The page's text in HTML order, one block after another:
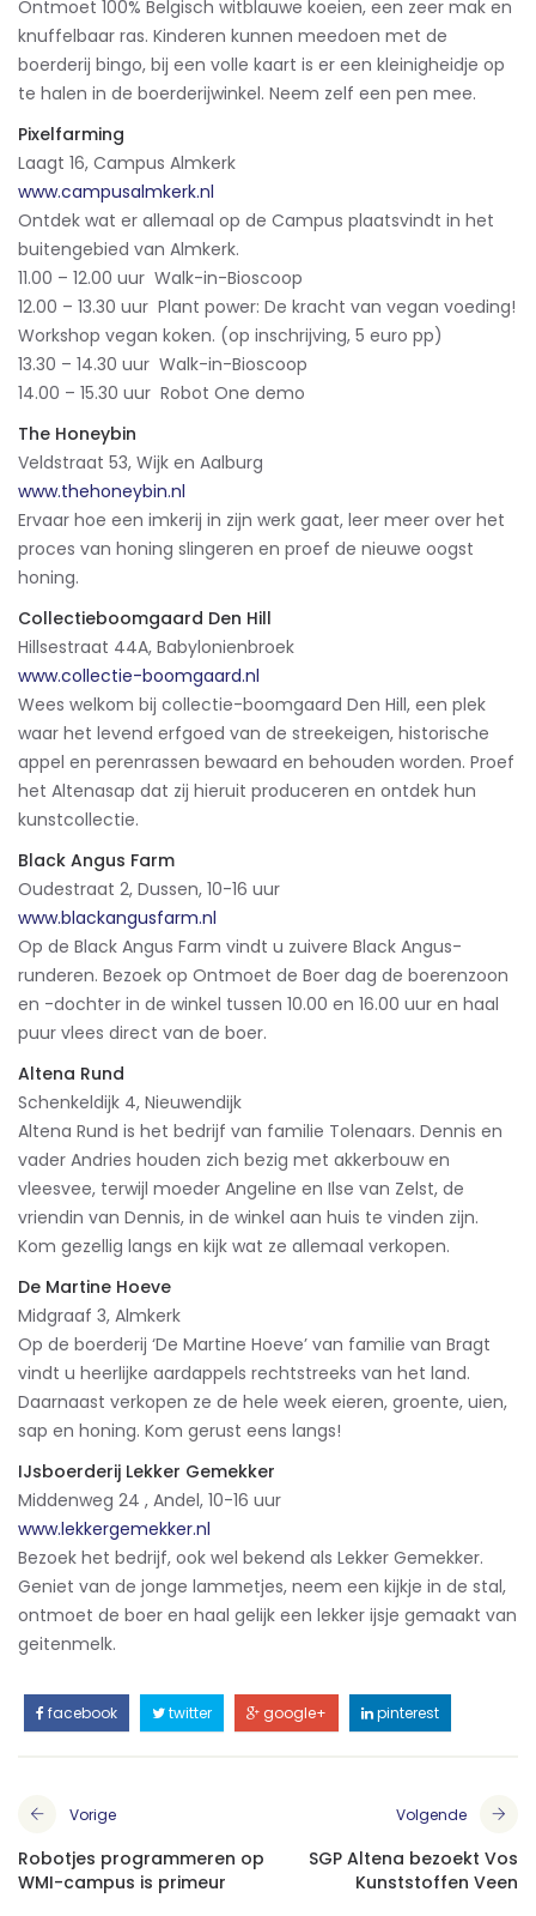
Ontmoet 100% Belgisch witblauwe koeien, een zeer mak en
knuffelbaar ras. Kinderen kunnen meedoen met de
boerderij bingo, bij een volle kaart is er een kleinigheidje op
te halen in de boerderijwinkel. Neem zelf een pen mee.
Pixelfarming
Laagt 16, Campus Almkerk
www.campusalmkerk.nl
Ontdek wat er allemaal op de Campus plaatsvindt in het
buitengebied van Almkerk.
11.00 – 12.00 uur Walk-in-Bioscoop
12.00 – 13.30 uur Plant power: De kracht van vegan voeding!
Workshop vegan koken. (op inschrijving, 5 euro pp)
13.30 – 14.30 uur Walk-in-Bioscoop
14.00 – 15.30 uur Robot One demo
The Honeybin
Veldstraat 53, Wijk en Aalburg
www.thehoneybin.nl
Ervaar hoe een imkerij in zijn werk gaat, leer meer over het
proces van honing slingeren en proef de nieuwe oogst
honing.
Collectieboomgaard Den Hill
Hillsestraat 44A, Babylonienbroek
www.collectie-boomgaard.nl
Wees welkom bij collectie-boomgaard Den Hill, een plek
waar het levend erfgoed van de streekeigen, historische
appel en perenrassen bewaard en behouden worden. Proef
het Altenasap dat zij hieruit produceren en ontdek hun
kunstcollectie.
Black Angus Farm
Oudestraat 2, Dussen, 10-16 uur
www.blackangusfarm.nl
Op de Black Angus Farm vindt u zuivere Black Angus-
runderen. Bezoek op Ontmoet de Boer dag de boerenzoon
en -dochter in de winkel tussen 10.00 en 16.00 uur en haal
puur vlees direct van de boer.
Altena Rund
Schenkeldijk 4, Nieuwendijk
Altena Rund is het bedrijf van familie Tolenaars. Dennis en
vader Andries houden zich bezig met akkerbouw en
vleesvee, terwijl moeder Angeline en Ilse van Zelst, de
vriendin van Dennis, in de winkel aan huis te vinden zijn.
Kom gezellig langs en kijk wat ze allemaal verkopen.
De Martine Hoeve
Midgraaf 3, Almkerk
Op de boerderij ‘De Martine Hoeve’ van familie van Bragt
vindt u heerlijke aardappels rechtstreeks van het land.
Daarnaast verkopen ze de hele week eieren, groente, uien,
sap en honing. Kom gerust eens langs!
IJsboerderij Lekker Gemekker
Middenweg 24 , Andel, 10-16 uur
www.lekkergemekker.nl
Bezoek het bedrijf, ook wel bekend als Lekker Gemekker.
Geniet van de jonge lammetjes, neem een kijkje in de stal,
ontmoet de boer en haal gelijk een lekker ijsje gemaakt van
geitenmelk.
facebook twitter google+ pinterest
Vorige
Robotjes programmeren op
WMI-campus is primeur
Volgende
SGP Altena bezoekt Vos
Kunststoffen Veen